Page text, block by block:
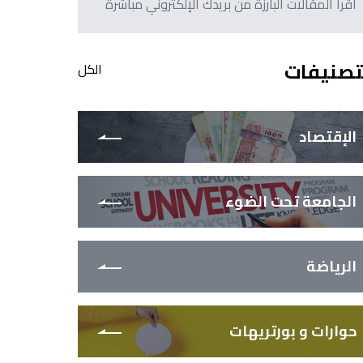
الكل
الإقتصاد
الجامعة تحت الضوء
الرياضة
حوارات و بورتريهات